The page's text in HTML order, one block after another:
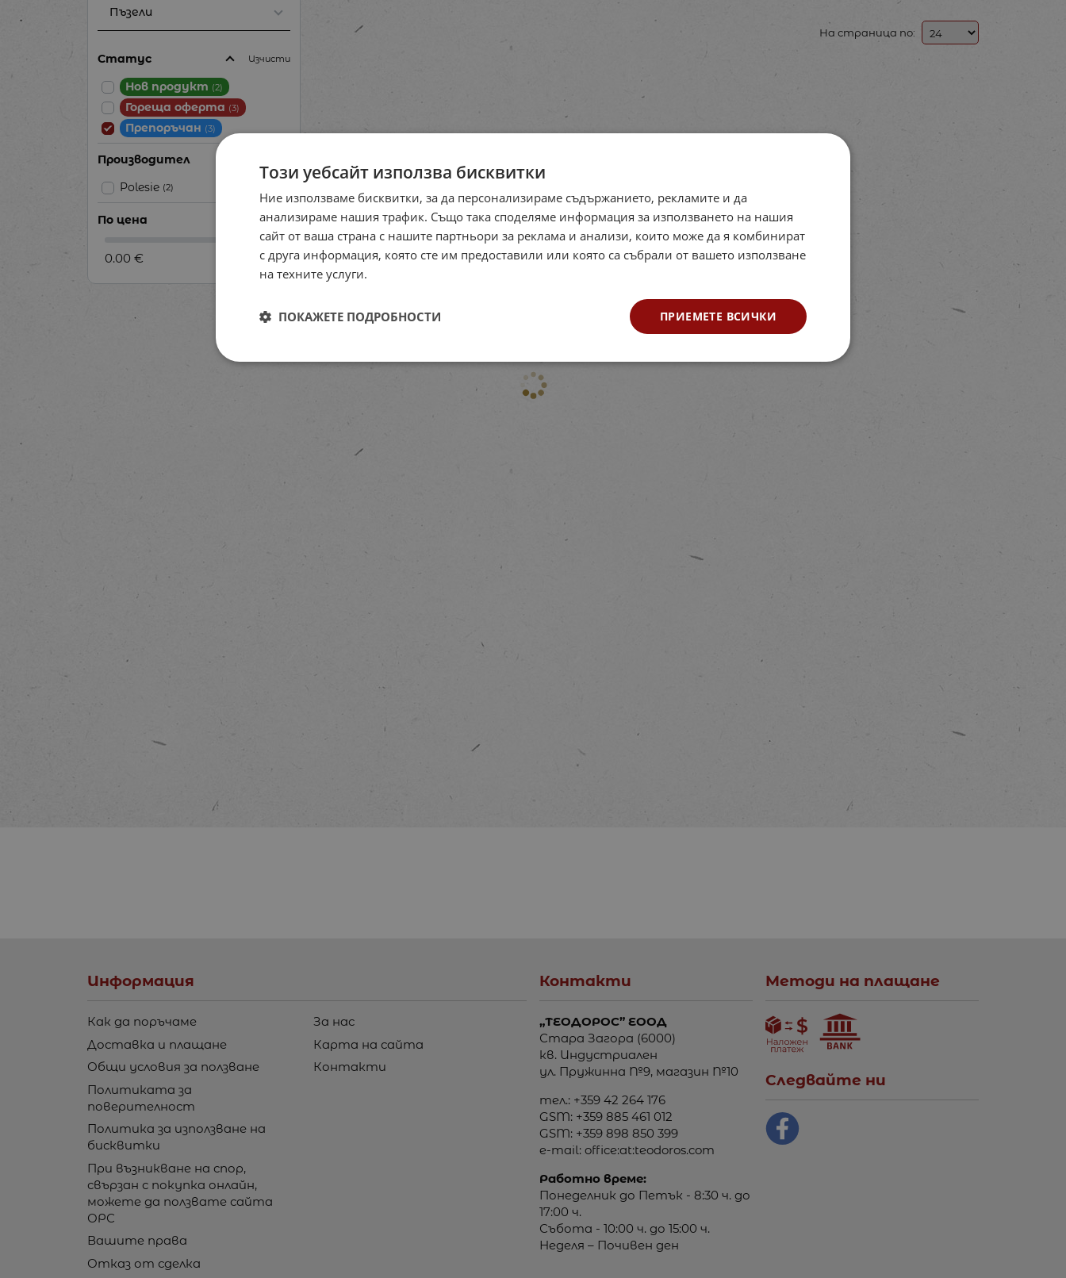
На страница по:
Пъзели
Статус Изчисти
Нов продукт (2)
Гореща оферта (3)
Препоръчан (3)
Производител
Polesie (2)
По цена
0.00 € 0.00 €
Информация
Как да поръчаме
Доставка и плащане
Общи условия за ползване
Политиката за
поверителност
Политика за използване на
бисквитки
При възникване на спор,
свързан с покупка онлайн,
можете да ползвате сайта
ОРС
Вашите права
Отказ от сделка
За нас
Карта на сайта
Контакти
Контакти
„ТЕОДОРОС” ЕООД
Стара Загора (6000)
кв. Индустриален
ул. Пружинна №9, магазин №10
тел.: +359 42 264 176
GSM: +359 885 461 012
GSM: +359 898 850 399
e-mail:office:at:teodoros.com
Работно време:
Понеделник до Петък - 8:30 ч. до
17:00 ч.
Събота - 10:00 ч. до 15:00 ч.
Неделя – Почивен ден
Методи на плащане
Следвайте ни
Този уебсайт използва бисквитки
Ние използваме бисквитки, за да персонализираме съдържанието, рекламите и да
анализираме нашия трафик. Също така споделяме информация за използването на нашия
сайт от ваша страна с нашите партньори за реклама и анализи, които може да я комбинират
с друга информация, която сте им предоставили или която са събрали от вашето използване
на техните услуги.
ПРИЕМЕТЕ ВСИЧКИ
ПОКАЖЕТЕ ПОДРОБНОСТИ